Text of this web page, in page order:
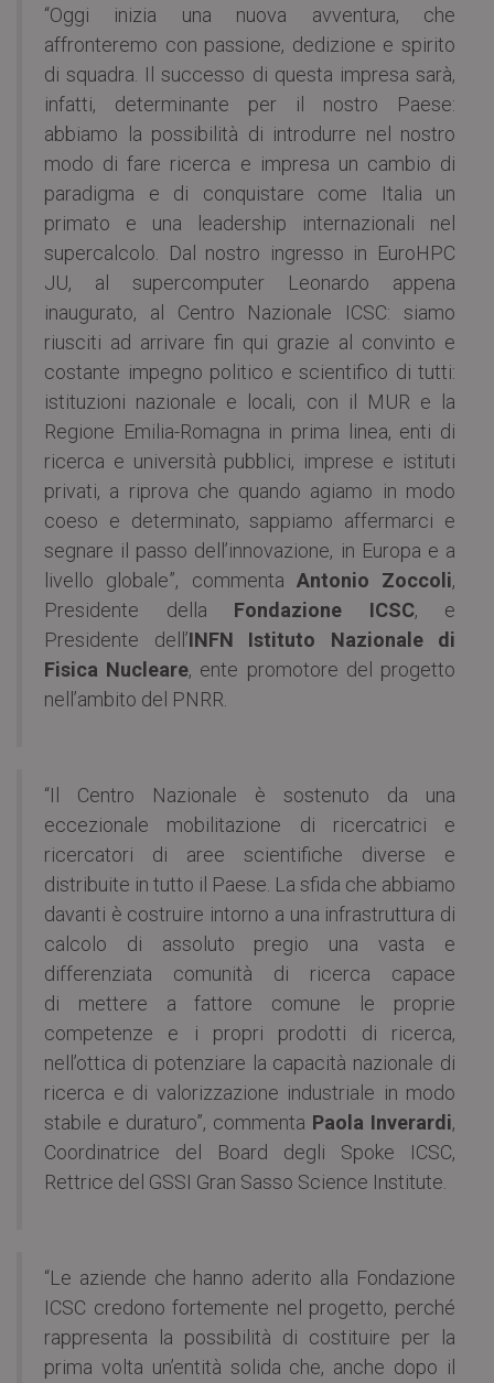
“Oggi inizia una nuova avventura, che
affronteremo con passione, dedizione e spirito
di squadra. Il successo di questa impresa sarà,
infatti, determinante per il nostro Paese:
abbiamo la possibilità di introdurre nel nostro
modo di fare ricerca e impresa un cambio di
paradigma e di conquistare come Italia un
primato e una leadership internazionali nel
supercalcolo. Dal nostro ingresso in EuroHPC
JU, al supercomputer Leonardo appena
inaugurato, al Centro Nazionale ICSC: siamo
riusciti ad arrivare fin qui grazie al convinto e
costante impegno politico e scientifico di tutti:
istituzioni nazionale e locali, con il MUR e la
Regione Emilia-Romagna in prima linea, enti di
ricerca e università pubblici, imprese e istituti
privati, a riprova che quando agiamo in modo
coeso e determinato, sappiamo affermarci e
segnare il passo dell’innovazione, in Europa e a
livello globale”, commenta Antonio Zoccoli,
Presidente della Fondazione ICSC, e
Presidente dell’INFN Istituto Nazionale di
Fisica Nucleare, ente promotore del progetto
nell’ambito del PNRR.
“Il Centro Nazionale è sostenuto da una
eccezionale mobilitazione di ricercatrici e
ricercatori di aree scientifiche diverse e
distribuite in tutto il Paese. La sfida che abbiamo
davanti è costruire intorno a una infrastruttura di
calcolo di assoluto pregio una vasta e
differenziata comunità di ricerca capace
di mettere a fattore comune le proprie
competenze e i propri prodotti di ricerca,
nell’ottica di potenziare la capacità nazionale di
ricerca e di valorizzazione industriale in modo
stabile e duraturo”, commenta Paola Inverardi,
Coordinatrice del Board degli Spoke ICSC,
Rettrice del GSSI Gran Sasso Science Institute.
“Le aziende che hanno aderito alla Fondazione
ICSC credono fortemente nel progetto, perché
rappresenta la possibilità di costituire per la
prima volta un’entità solida che, anche dopo il